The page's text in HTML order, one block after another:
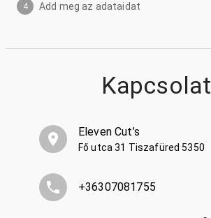
4 Add meg az adataidat
Kapcsolat
Eleven Cut’s
Fő utca 31 Tiszafüred 5350
+36307081755